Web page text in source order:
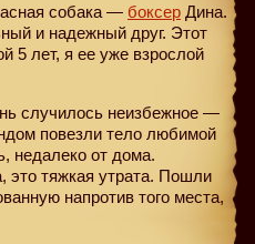
собака — боксер Дина.
и надежный друг. Этот
5 лет, я ее уже взрослой
случилось неизбежное —
повезли тело любимой
недалеко от дома.
это тяжкая утрата. Пошли
напротив того места,